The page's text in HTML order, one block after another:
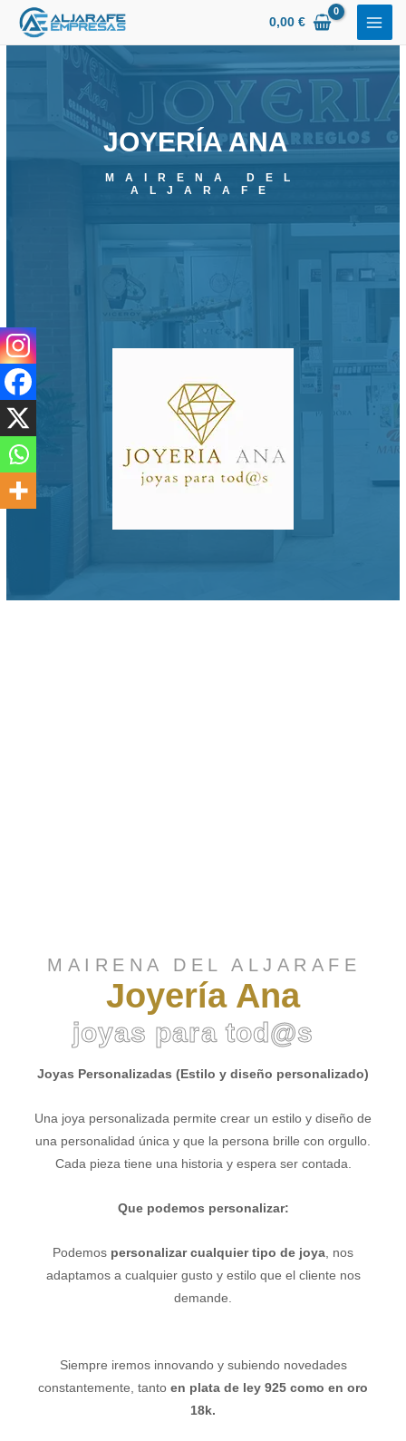
0,00€
JOYERÍA ANA
MAIRENA DEL
ALJARAFE
MAIRENA DEL ALJARAFE
Joyería Ana
joyas para tod@s
Joyas Personalizadas (Estilo y diseño personalizado)
Una joya personalizada permite crear un estilo y diseño de
una personalidad única y que la persona brille con orgullo.
Cada pieza tiene una historia y espera ser contada.
Que podemos personalizar:
Podemos personalizar cualquier tipo de joya , nos
adaptamos a cualquier gusto y estilo que el cliente nos
demande.
Siempre iremos innovando y subiendo novedades
constantemente, tanto en plata de ley 925 como en oro
18k.